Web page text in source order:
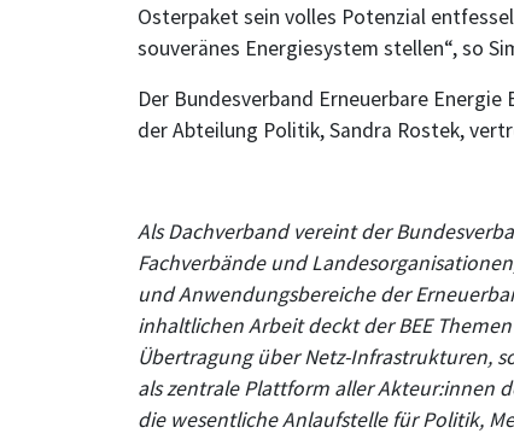
Osterpaket sein volles Potenzial
souveränes Energiesystem stellen“, so
Der Bundesverband Erneuerbare
der Abteilung Politik, Sandra Rostek,
Als Dachverband vereint der
Fachverbände und
und Anwendungsbereiche der
inhaltlichen Arbeit deckt der BEE
Übertragung über Netz-Infrastrukturen,
als zentrale Plattform aller Akteur:innen
die wesentliche Anlaufstelle für Politik,